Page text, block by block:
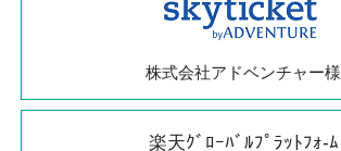
株式会社アドベンチャー様
楽天ｸﾞﾛｰﾊﾞﾙﾌﾟﾗｯﾄﾌｫ-ﾑ